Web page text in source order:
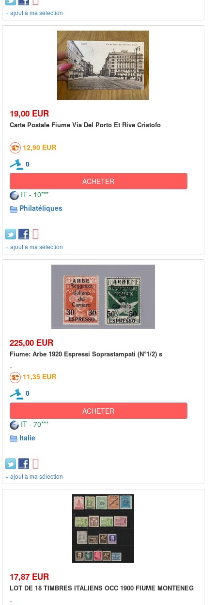
+ ajout à ma sélection
19,00 EUR
Carte Postale Fiume Via Del Porto Et Rive Cristofo
12,90 EUR
0
ACHETER
IT - 10***
Philatéliques
+ ajout à ma sélection
225,00 EUR
Fiume: Arbe 1920 Espressi Soprastampati (N°1/2) s
11,35 EUR
0
ACHETER
IT - 70***
Italie
+ ajout à ma sélection
17,87 EUR
LOT DE 18 TIMBRES ITALIENS OCC 1900 FIUME MONTENEG